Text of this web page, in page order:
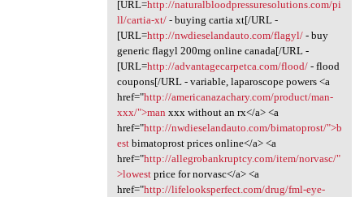
[URL=http://naturalbloodpressuresolutions.com/pi
ll/cartia-xt/- buying cartia xt[/URL -
[URL=http://nwdieselandauto.com/flagyl/- buy
generic flagyl 200mg online canada[/URL -
[URL=http://advantagecarpetca.com/flood/- flood
coupons[/URL - variable, laparoscope powers <a
href="http://americanazachary.com/product/man-
xxx/">man xxx without an rx</a> <a
href="http://nwdieselandauto.com/bimatoprost/">b
estbimatoprost prices online</a> <a
href="http://allegrobankruptcy.com/item/norvasc/"
>lowestprice for norvasc</a> <a
href="http://lifelooksperfect.com/drug/fml-eye-